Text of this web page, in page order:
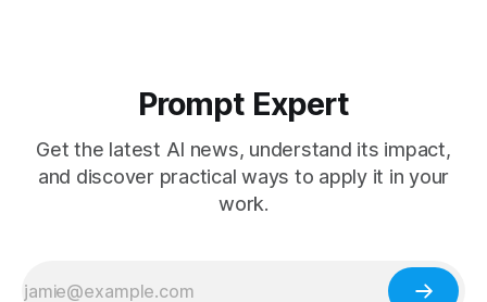
Prompt Expert
Get the latest AI news, understand its impact,
and discover practical ways to apply it in your
work.